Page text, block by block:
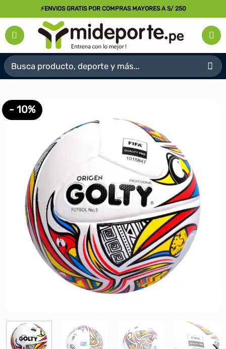
al
contenido
⚡ENVIOS GRATIS POR COMPRAS MAYORES A S/ 250
Buscar
por:
- 10%